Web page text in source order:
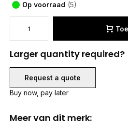
Op voorraad (5)
Larger quantity required?
Request a quote
Buy now, pay later
Meer van dit merk: